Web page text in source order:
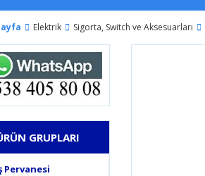
Elektrik Sigorta, Switch ve Aksesuarları
GRUPLARI
Pervanesi